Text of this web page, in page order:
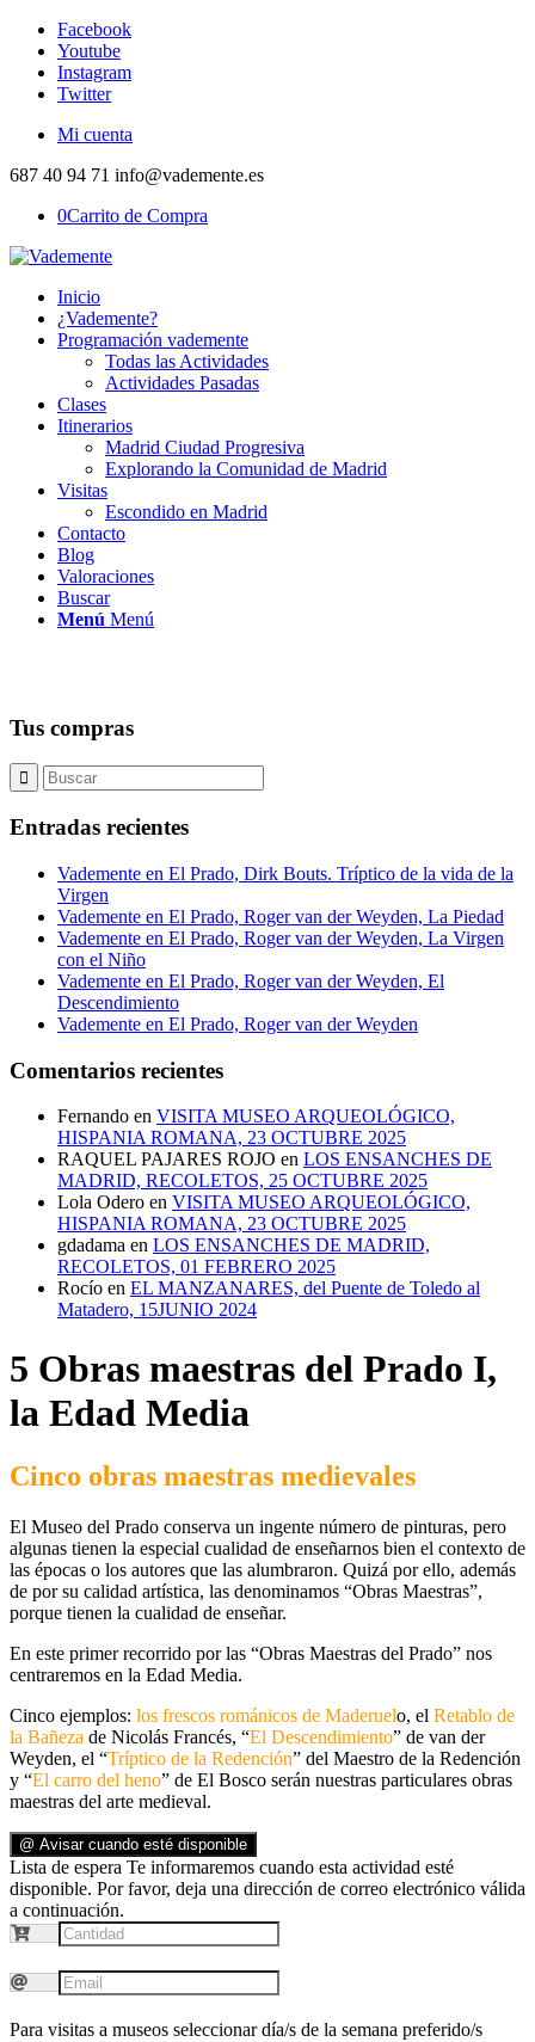
Facebook
Youtube
Instagram
Twitter
Mi cuenta
687 40 94 71 info@vademente.es
0Carrito de Compra
Inicio
¿Vademente?
Programación vademente
Todas las Actividades
Actividades Pasadas
Clases
Itinerarios
Madrid Ciudad Progresiva
Explorando la Comunidad de Madrid
Visitas
Escondido en Madrid
Contacto
Blog
Valoraciones
Buscar
Menú Menú
Tus compras
Entradas recientes
Vademente en El Prado, Dirk Bouts. Tríptico de la vida de la
Virgen
Vademente en El Prado, Roger van der Weyden, La Piedad
Vademente en El Prado, Roger van der Weyden, La Virgen
con el Niño
Vademente en El Prado, Roger van der Weyden, El
Descendimiento
Vademente en El Prado, Roger van der Weyden
Comentarios recientes
Fernando en VISITA MUSEO ARQUEOLÓGICO,
HISPANIA ROMANA, 23 OCTUBRE 2025
RAQUEL PAJARES ROJO en LOS ENSANCHES DE
MADRID, RECOLETOS, 25 OCTUBRE 2025
Lola Odero en VISITA MUSEO ARQUEOLÓGICO,
HISPANIA ROMANA, 23 OCTUBRE 2025
gdadama en LOS ENSANCHES DE MADRID,
RECOLETOS, 01 FEBRERO 2025
Rocío en EL MANZANARES, del Puente de Toledo al
Matadero, 15JUNIO 2024
5 Obras maestras del Prado I,
la Edad Media
Cinco obras maestras medievales
El Museo del Prado conserva un ingente número de pinturas, pero
algunas tienen la especial cualidad de enseñarnos bien el contexto de
las épocas o los autores que las alumbraron. Quizá por ello, además
de por su calidad artística, las denominamos “Obras Maestras”,
porque tienen la cualidad de enseñar.
En este primer recorrido por las “Obras Maestras del Prado” nos
centraremos en la Edad Media.
Cinco ejemplos: los frescos románicos de Maderuelo, el Retablo de
la Bañeza de Nicolás Francés, “El Descendimiento” de van der
Weyden, el “Tríptico de la Redención” del Maestro de la Redención
y “El carro del heno” de El Bosco serán nuestras particulares obras
maestras del arte medieval.
@ Avisar cuando esté disponible
Lista de espera Te informaremos cuando esta actividad esté
disponible. Por favor, deja una dirección de correo electrónico válida
a continuación.
Para visitas a museos seleccionar día/s de la semana preferido/s